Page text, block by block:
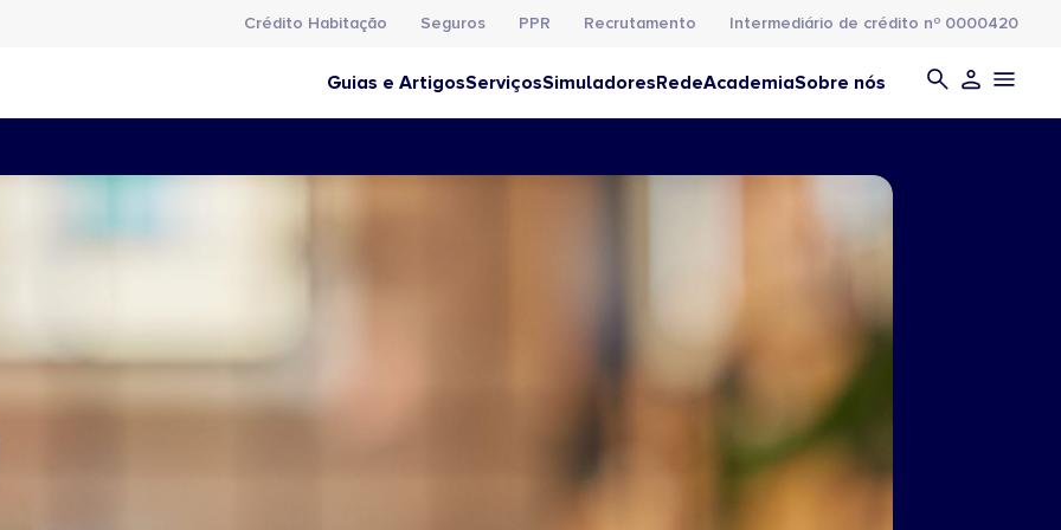
Crédito Habitação Seguros PPR Recrutamento Intermediário de crédito nº 0000420
Guias e ArtigosServiçosSimuladoresRedeAcademiaSobre nós